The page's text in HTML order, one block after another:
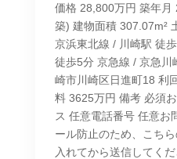
価格 28,800万円 築年
築) 建物面積 307.07m²
京浜東北線 / 川崎駅 徒
徒歩5分 京急線 / 京急川
崎市川崎区日進町18 利
料 3625万円 備考 必須
ス 任意電話番号 任意お
ール防止のため、こち
入れてから送信してくだ